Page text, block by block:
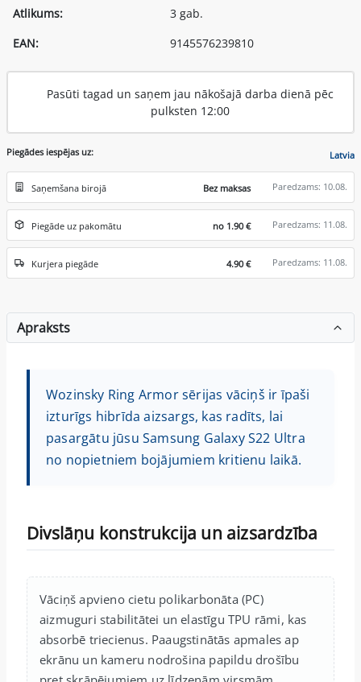
Atlikums:
3 gab.
EAN:
9145576239810
Pasūti tagad un saņem jau nākošajā darba dienā pēc
pulksten 12:00
Piegādes iespējas uz: Latvia
Saņemšana birojā Bez maksas Paredzams: 10.08.
Piegāde uz pakomātu no 1.90 € Paredzams: 11.08.
Kurjera piegāde 4.90 € Paredzams: 11.08.
Apraksts
Wozinsky Ring Armor sērijas vāciņš ir īpaši
izturīgs hibrīda aizsargs, kas radīts, lai
pasargātu jūsu Samsung Galaxy S22 Ultra
no nopietniem bojājumiem kritienu laikā.
Divslāņu konstrukcija un aizsardzība
Vāciņš apvieno cietu polikarbonāta (PC)
aizmuguri stabilitātei un elastīgu TPU rāmi, kas
absorbē triecienus. Paaugstinātās apmales ap
ekrānu un kameru nodrošina papildu drošību